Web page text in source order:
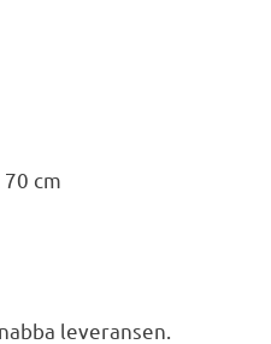
cm
leveransen.